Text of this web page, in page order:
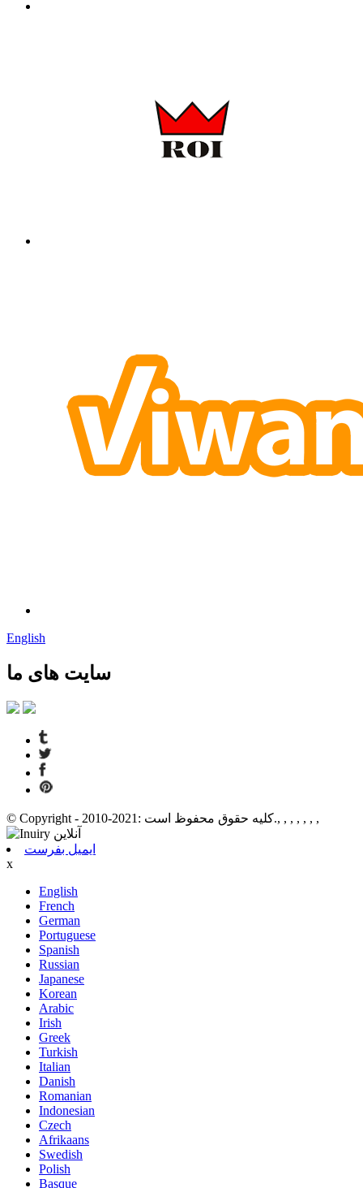
English
سایت های ما
© Copyright - 2010-2021: کلیه حقوق محفوظ است., , , , , , ,
ایمیل بفرست
x
English
French
German
Portuguese
Spanish
Russian
Japanese
Korean
Arabic
Irish
Greek
Turkish
Italian
Danish
Romanian
Indonesian
Czech
Afrikaans
Swedish
Polish
Basque